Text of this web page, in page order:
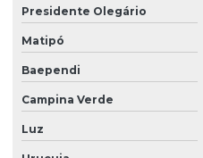
Presidente Olegário
Matipó
Baependi
Campina Verde
Luz